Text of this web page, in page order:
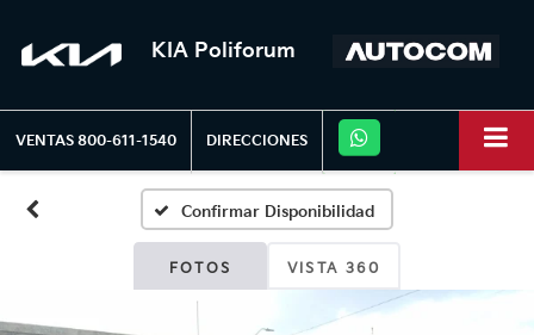
KIA Poliforum
VENTAS 800-611-1540 DIRECCIONES
Confirmar Disponibilidad
FOTOS VISTA 360